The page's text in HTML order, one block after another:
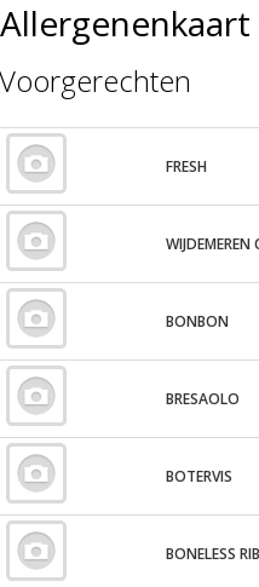
Voorgerechten
FRESH
WIJDEMEREN
BONBON
BRESAOLO
BOTERVIS
BONELESS